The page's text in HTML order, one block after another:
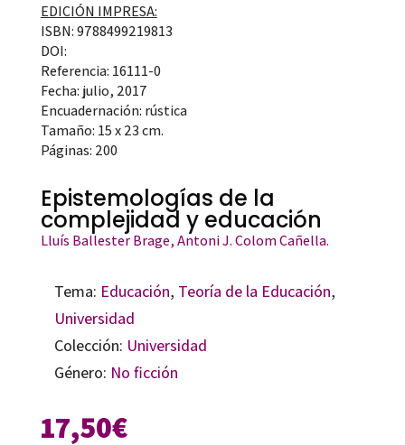
EDICIÓN IMPRESA:
ISBN: 9788499219813
DOI:
Referencia: 16111-0
Fecha: julio, 2017
Encuadernación: rústica
Tamaño: 15 x 23 cm.
Páginas: 200
Epistemologías de la
complejidad y educación
Lluís Ballester Brage, Antoni J. Colom Cañella.
Tema: Educación, Teoría de la Educación,
Universidad
Colección: Universidad
Género: No ficción
17,50€